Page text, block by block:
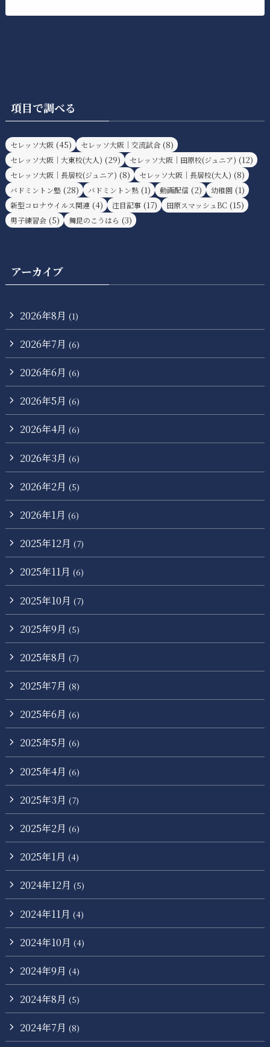
項目で調べる
セレッソ大阪 (45) セレッソ大阪｜交流試合 (8)
セレッソ大阪｜大東校(大人) (29) セレッソ大阪｜田原校(ジュニア) (12)
セレッソ大阪｜長居校(ジュニア) (8) セレッソ大阪｜長居校(大人) (8)
バドミントン塾 (28) バドミントン熟 (1) 動画配信 (2) 幼稚園 (1)
新型コロナウイルス関連 (4) 注目記事 (17) 田原スマッシュBC (15)
男子練習会 (5) 舞昆のこうはら (3)
アーカイブ
2026年8月 (1)
2026年7月 (6)
2026年6月 (6)
2026年5月 (6)
2026年4月 (6)
2026年3月 (6)
2026年2月 (5)
2026年1月 (6)
2025年12月 (7)
2025年11月 (6)
2025年10月 (7)
2025年9月 (5)
2025年8月 (7)
2025年7月 (8)
2025年6月 (6)
2025年5月 (6)
2025年4月 (6)
2025年3月 (7)
2025年2月 (6)
2025年1月 (4)
2024年12月 (5)
2024年11月 (4)
2024年10月 (4)
2024年9月 (4)
2024年8月 (5)
2024年7月 (8)